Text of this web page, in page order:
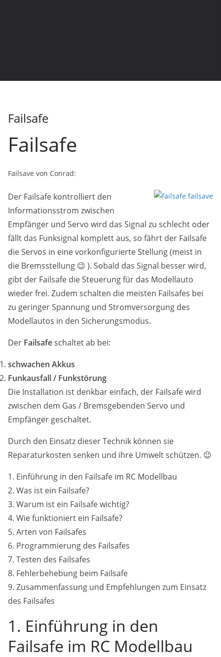
Failsafe
Failsafe
Failsave von Conrad:
Der Failsafe kontrolliert den
Informationsstrom zwischen
Empfänger und Servo wird das Signal zu schlecht oder
fällt das Funksignal komplett aus, so fährt der Failsafe
die Servos in eine vorkonfigurierte Stellung (meist in
die Bremsstellung 😉 ). Sobald das Signal besser wird,
gibt der Failsafe die Steuerung für das Modellauto
wieder frei. Zudem schalten die meisten Failsafes bei
zu geringer Spannung und Stromversorgung des
Modellautos in den Sicherungsmodus.
Der Failsafeschaltet ab bei:
schwachen Akkus
Funkausfall / Funkstörung
Die Installation ist denkbar einfach, der Failsafe wird
zwischen dem Gas / Bremsgebenden Servo und
Empfänger geschaltet.
Durch den Einsatz dieser Technik können sie
Reparaturkosten senken und ihre Umwelt schützen. 😉
1. Einführung in den Failsafe im RC Modellbau
2. Was ist ein Failsafe?
3. Warum ist ein Failsafe wichtig?
4. Wie funktioniert ein Failsafe?
5. Arten von Failsafes
6. Programmierung des Failsafes
7. Testen des Failsafes
8. Fehlerbehebung beim Failsafe
9. Zusammenfassung und Empfehlungen zum Einsatz
des Failsafes
1. Einführung in den
Failsafe im RC Modellbau